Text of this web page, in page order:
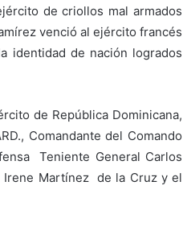
de criollos mal armados
venció al ejército francés
identidad de nación logrados
de República Dominicana,
Comandante del Comando
Teniente General Carlos
Irene Martínez de la Cruz y el